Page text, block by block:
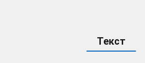
Текст